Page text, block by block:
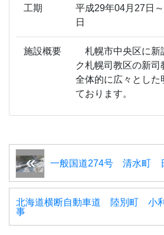
工期
平成29年04月27日
日
施設概要
札幌市中央区に新
ク札幌司教区の新司
全体的に広々とした
ております。
一般国道274号 清水町
北海道横断自動車道 陸別町 小
事